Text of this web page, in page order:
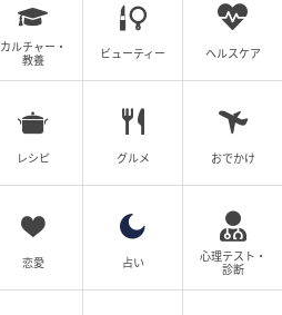
カルチャー・
教養
ビューティー ヘルスケア
レシピ グルメ おでかけ
恋愛 占い
心理テスト・
診断